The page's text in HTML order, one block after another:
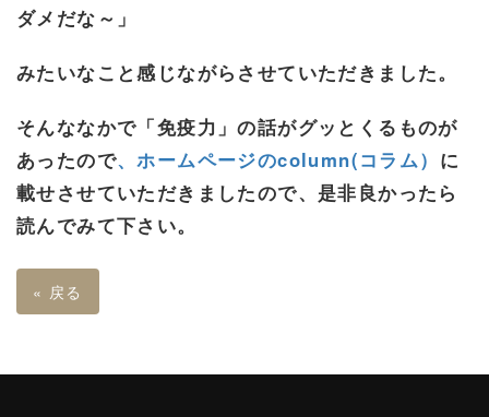
ダメだな～」
みたいなこと感じながらさせていただきました。
そんななかで「免疫力」の話がグッとくるものが
あったので、ホームページのcolumn(コラム） に
載せさせていただきましたので、是非良かったら
読んでみて下さい。
« 戻る